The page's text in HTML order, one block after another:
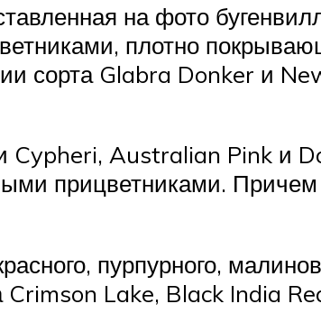
на фото
плотно
сорта Glabra Donker и
Cypheri, Australian Pink и
прицветниками.
пурпурного,
Crimson Lake, Black India